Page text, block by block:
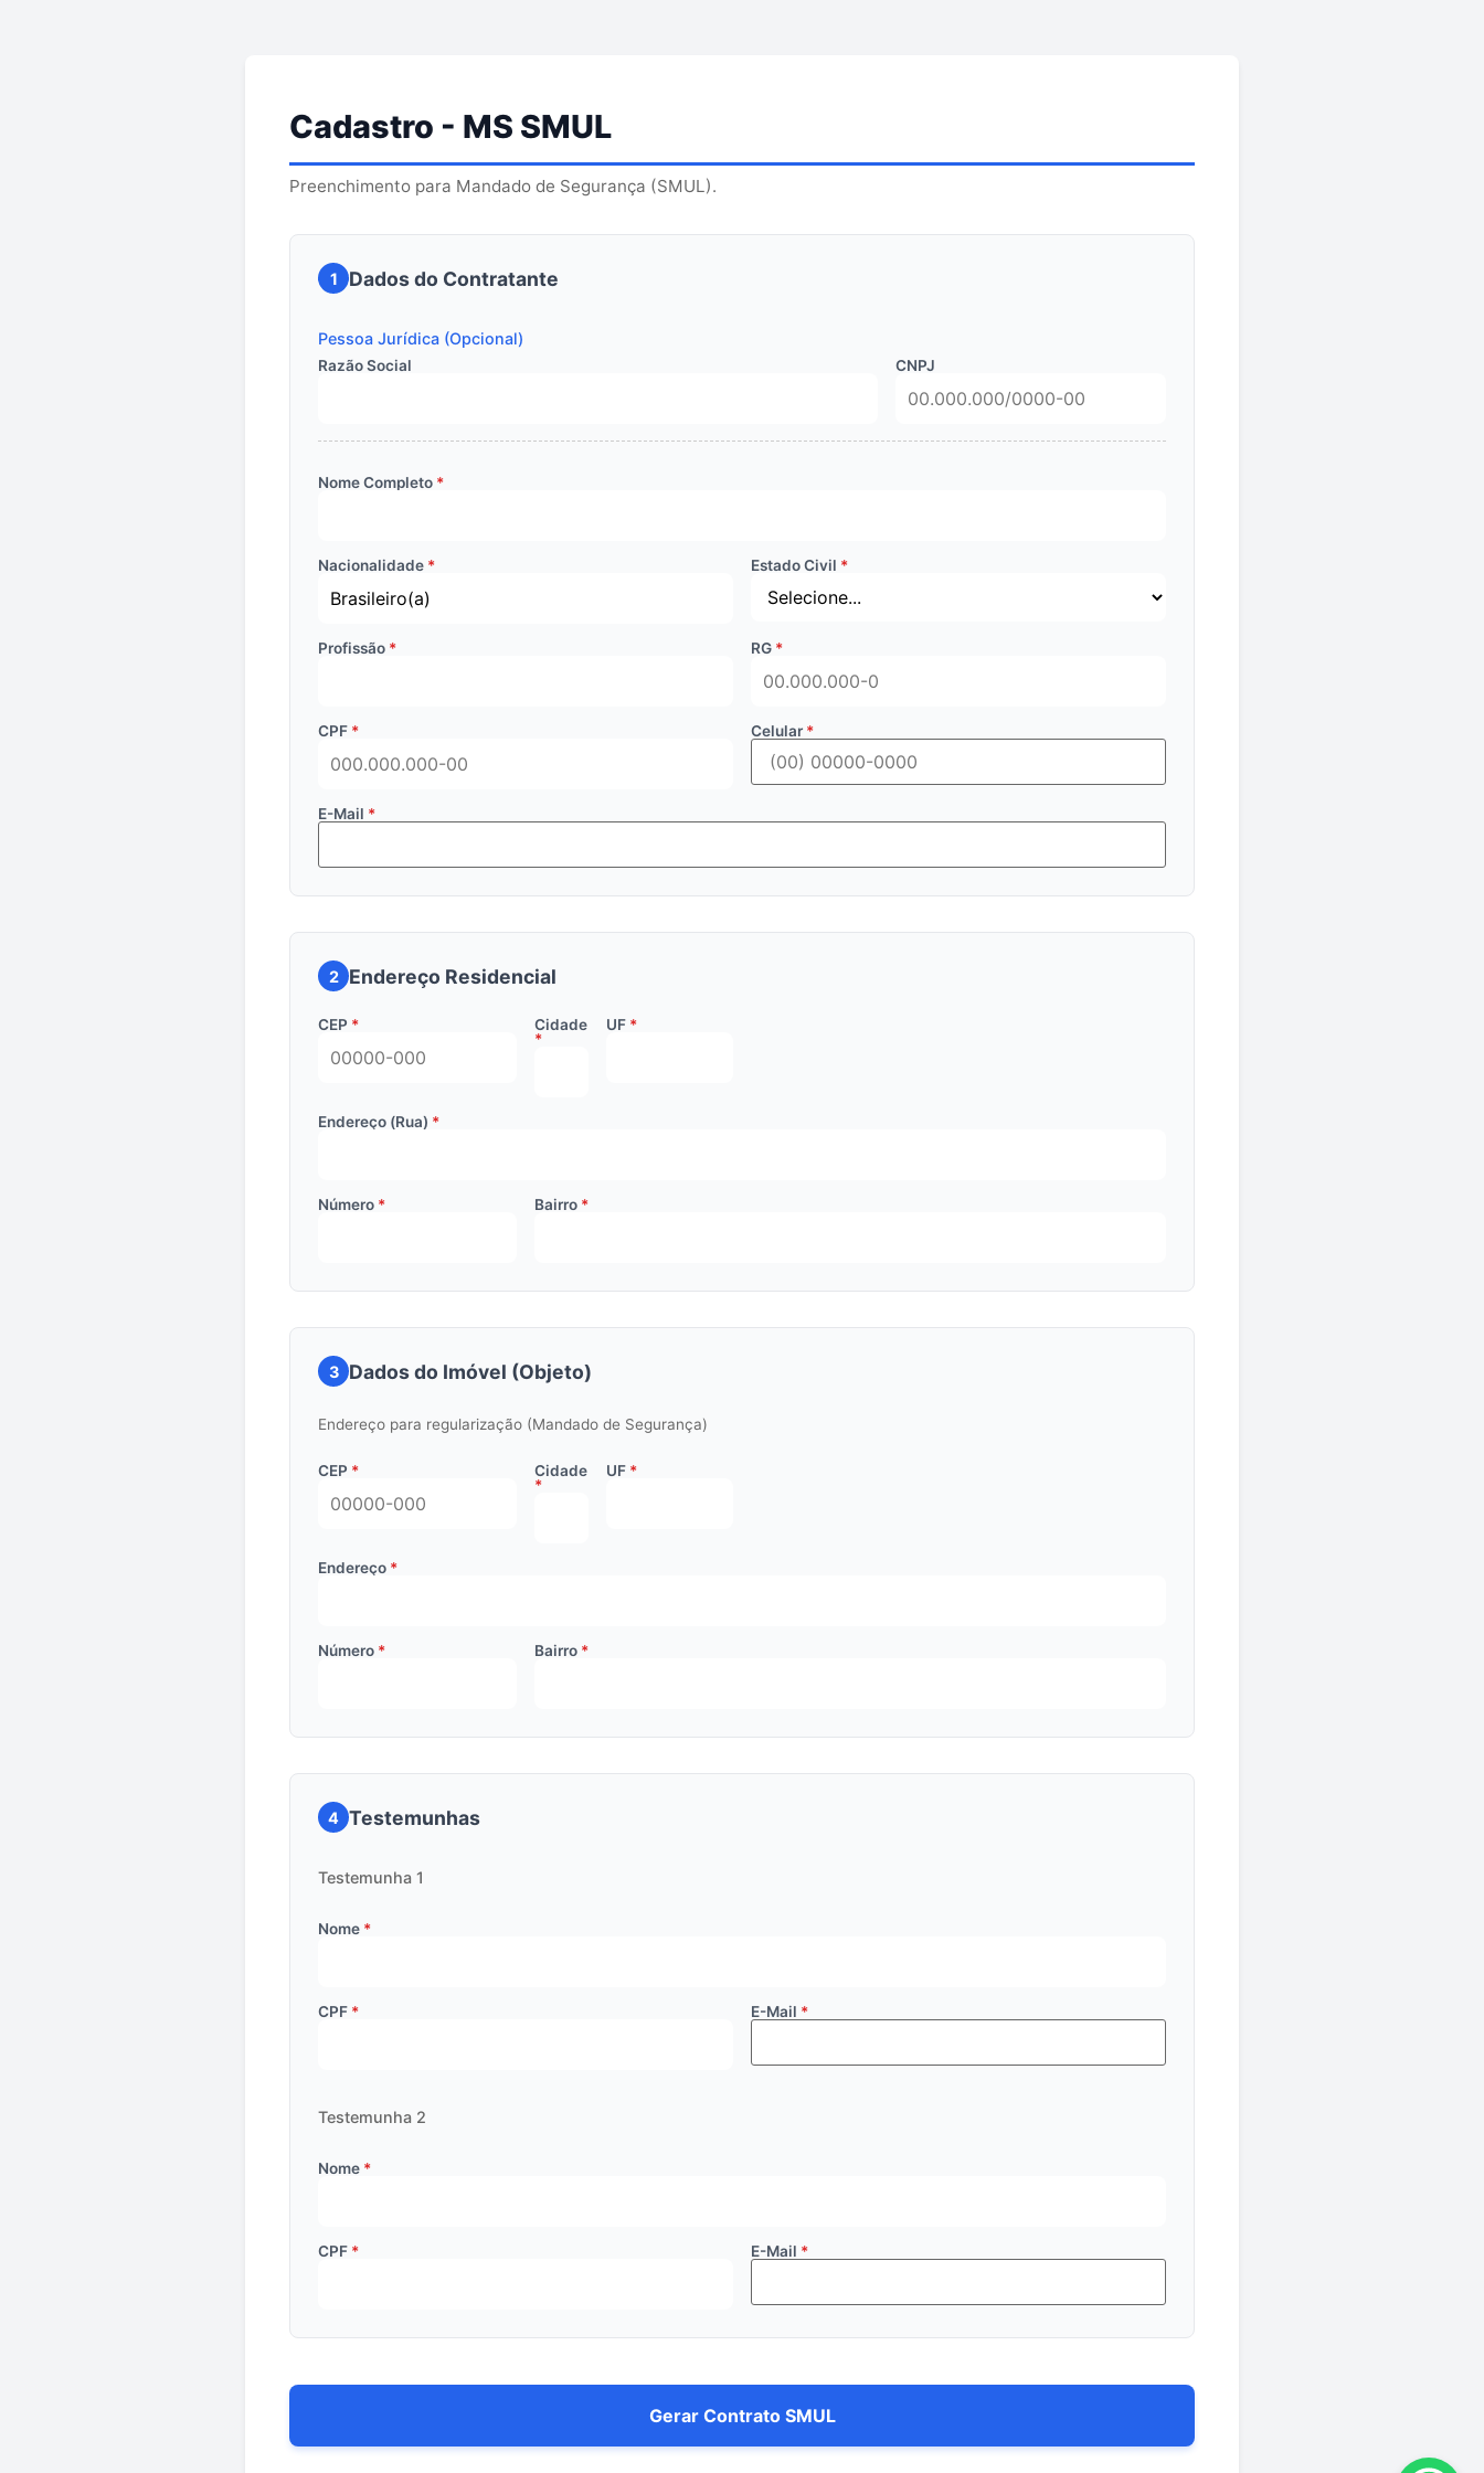
Cadastro - MS SMUL
Preenchimento para Mandado de Segurança (SMUL).
1 Dados do Contratante
Pessoa Jurídica (Opcional)
Razão Social CNPJ
Nome Completo
Nacionalidade Estado Civil
Profissão RG
CPF Celular
E-Mail
2 Endereço Residencial
CEP Cidade UF
Endereço (Rua)
Número Bairro
3 Dados do Imóvel (Objeto)
Endereço para regularização (Mandado de Segurança)
CEP Cidade UF
Endereço
Número Bairro
4 Testemunhas
Testemunha 1
Nome
CPF E-Mail
Testemunha 2
Nome
CPF E-Mail
Gerar Contrato SMUL